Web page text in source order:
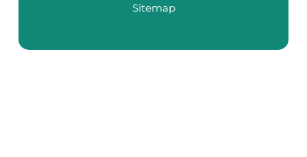
Sitemap